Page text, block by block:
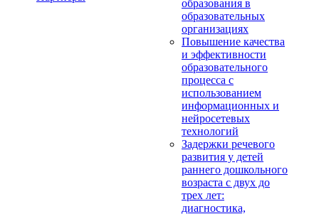
образования в
образовательных
организациях
Повышение качества
и эффективности
образовательного
процесса с
использованием
информационных и
нейросетевых
технологий
Задержки речевого
развития у детей
раннего дошкольного
возраста с двух до
трех лет:
диагностика,